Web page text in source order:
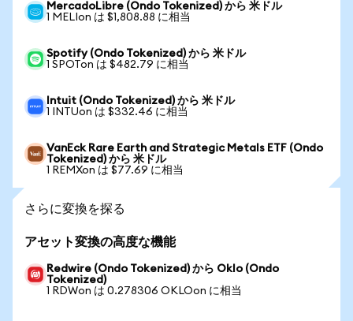
MercadoLibre (Ondo Tokenized) から 米ドル
1 MELIon は $1,808.88 に相当
Spotify (Ondo Tokenized) から 米ドル
1 SPOTon は $482.79 に相当
Intuit (Ondo Tokenized) から 米ドル
1 INTUon は $332.46 に相当
VanEck Rare Earth and Strategic Metals ETF (Ondo
Tokenized) から 米ドル
1 REMXon は $77.69 に相当
さらに変換を探る
アセット変換の高度な機能
Redwire (Ondo Tokenized) から Oklo (Ondo
Tokenized)
1 RDWon は 0.278306 OKLOon に相当